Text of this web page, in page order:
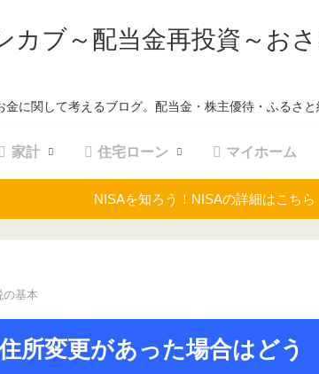
カブ～配当金再投資～お
金に関して考えるブログ。配当金・株主優待・ふるさと
家計 住宅ローン マイホーム
NISAを知ろう！NISAの詳細はこちら
の基本
所変更があった場合はどう